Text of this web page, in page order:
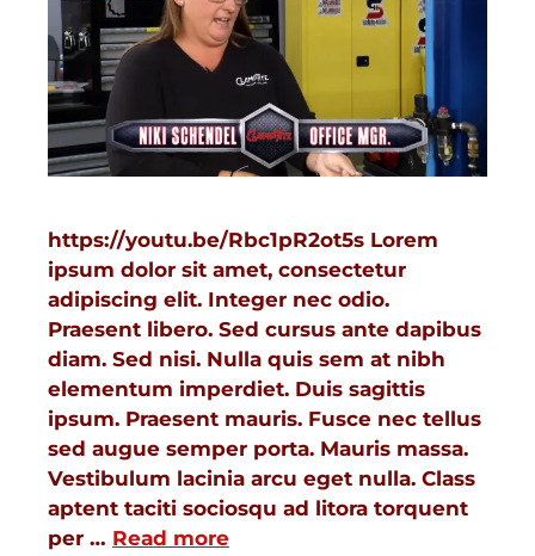
https://youtu.be/Rbc1pR2ot5s Lorem
ipsum dolor sit amet, consectetur
adipiscing elit. Integer nec odio.
Praesent libero. Sed cursus ante dapibus
diam. Sed nisi. Nulla quis sem at nibh
elementum imperdiet. Duis sagittis
ipsum. Praesent mauris. Fusce nec tellus
sed augue semper porta. Mauris massa.
Vestibulum lacinia arcu eget nulla. Class
aptent taciti sociosqu ad litora torquent
per … Read more